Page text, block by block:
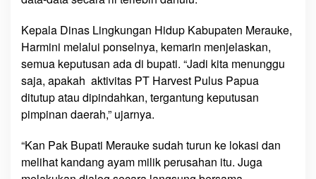
n
g
g
u
K
e
u
Kepala Dinas Lingkungan Hidup Kabupaten Merauke,
Harmini melalui ponselnya, kemarin menjelaskan,
semua keputusan ada di bupati. “Jadi kita menunggu
saja, apakah aktivitas PT Harvest Pulus Papua
ditutup atau dipindahkan, tergantung keputusan
pimpinan daerah,” ujarnya.
“Kan Pak Bupati Merauke sudah turun ke lokasi dan
melihat kandang ayam milik perusahan itu. Juga